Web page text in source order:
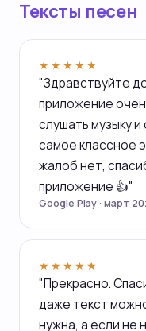
Тексты песен
★★★★★
"Здравствуйте
приложение
слушать музыку
самое классное
жалоб нет,
приложение 👍"
Google Play · март
★★★★★
"Прекрасно.
даже текст
нужна, а если не